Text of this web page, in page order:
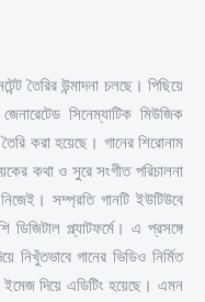
তৈরির উন্মাদনা চলছে। পিছিয়ে
সিনেম্যাটিক মিউজিক
তৈরি করা হয়েছে। গানের শিরোনাম
কথা ও সুরে সংগীত পরিচালনা
সম্প্রতি গানটি ইউটিউবে
ডিজিটাল প্ল্যাটফর্মে। এ প্রসঙ্গে
গানের ভিডিও নির্মিত
দিয়ে এডিটিং হয়েছে। এমন